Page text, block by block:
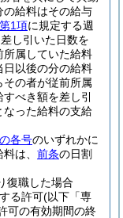
の給料はその給与
1項に規定する週
し引いた日数を
所属していた給料
日以後の分の給料
の者が従前所属
べき額を差し引
なった給料の支給
各号のいずれかに
は、 前条の日割
復職した場合
る許可(以下「専
可の有効期間の終